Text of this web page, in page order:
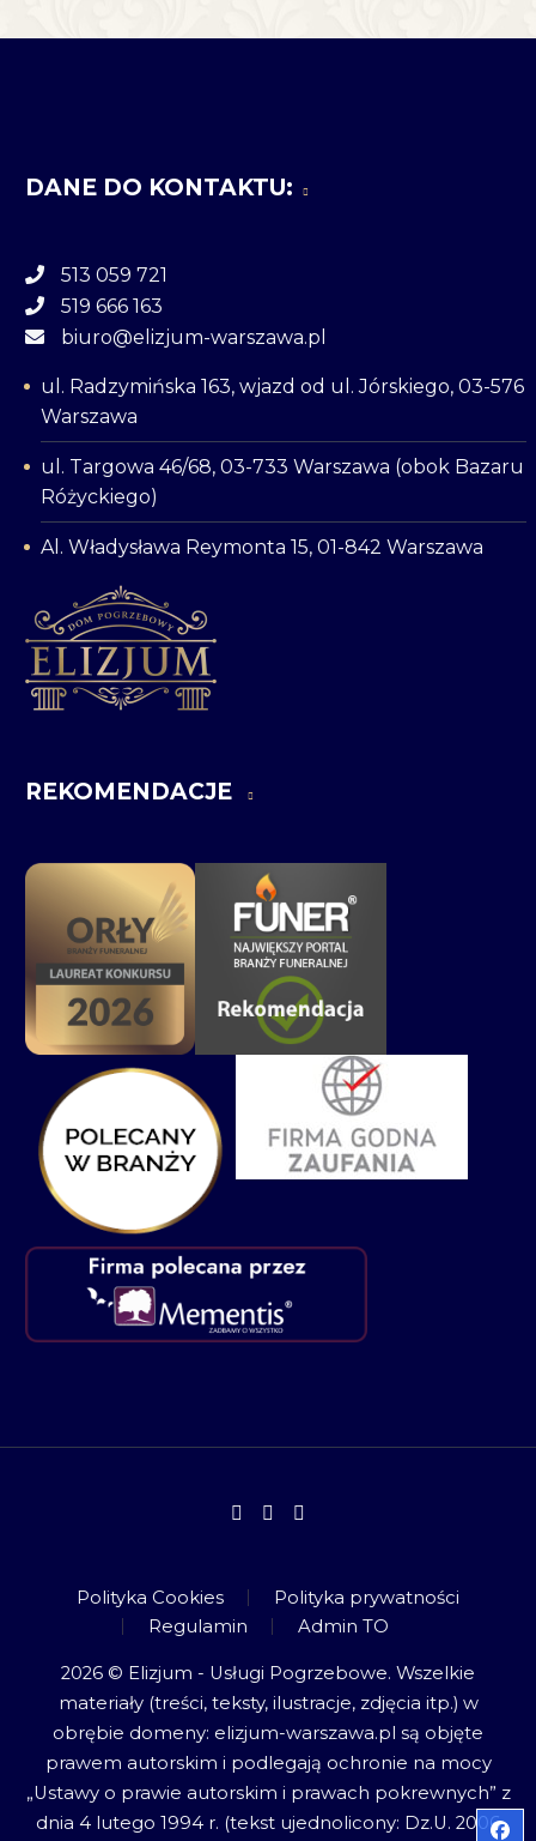
DANE DO KONTAKTU:
513 059 721
519 666 163
biuro@elizjum-warszawa.pl
ul. Radzymińska 163, wjazd od ul. Jórskiego, 03-576
Warszawa
ul. Targowa 46/68, 03-733 Warszawa (obok Bazaru
Różyckiego)
Al. Władysława Reymonta 15, 01-842 Warszawa
REKOMENDACJE
Polityka Cookies
Polityka prywatności
Regulamin
Admin TO
2026 © Elizjum - Usługi Pogrzebowe. Wszelkie
materiały (treści, teksty, ilustracje, zdjęcia itp.) w
obrębie domeny: elizjum-warszawa.pl są objęte
prawem autorskim i podlegają ochronie na mocy
„Ustawy o prawie autorskim i prawach pokrewnych” z
dnia 4 lutego 1994 r. (tekst ujednolicony: Dz.U. 2006